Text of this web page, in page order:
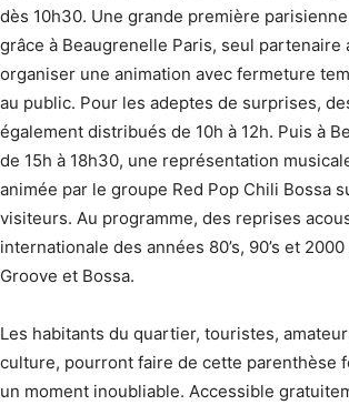
dès 10h30. Une grande première
grâce à Beaugrenelle Paris, seul partenaire
organiser une animation avec fermeture
au public. Pour les adeptes de surprises,
également distribués de 10h à 12h. Puis à
de 15h à 18h30, une représentation
animée par le groupe Red Pop Chili Bossa
visiteurs. Au programme, des reprises
internationale des années 80’s, 90’s et
Groove et Bossa.
Les habitants du quartier, touristes,
culture, pourront faire de cette parenthèse
un moment inoubliable. Accessible